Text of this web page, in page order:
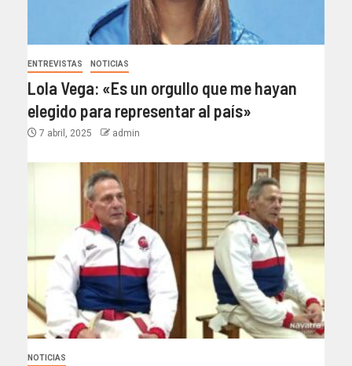
ENTREVISTAS NOTICIAS
Lola Vega: «Es un orgullo que me hayan
elegido para representar al país»
7 abril, 2025 admin
NOTICIAS